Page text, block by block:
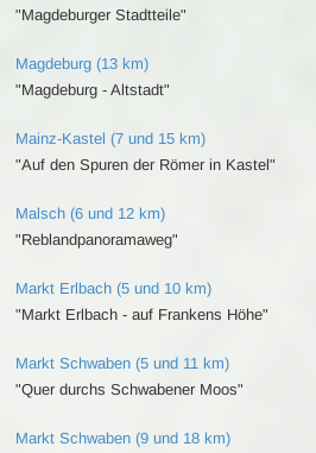
"Magdeburger Stadtteile"
Magdeburg (13 km)
"Magdeburg - Altstadt"
Mainz-Kastel (7 und 15 km)
"Auf den Spuren der Römer in Kastel"
Malsch (6 und 12 km)
"Reblandpanoramaweg"
Markt Erlbach (5 und 10 km)
"Markt Erlbach - auf Frankens Höhe"
Markt Schwaben (5 und 11 km)
"Quer durchs Schwabener Moos"
Markt Schwaben (9 und 18 km)